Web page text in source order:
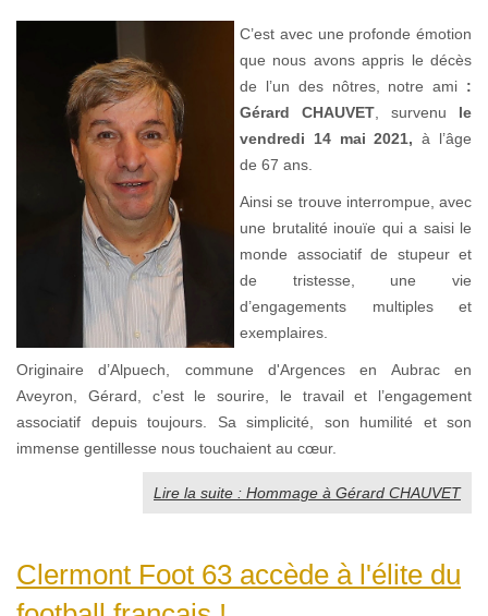
C’est avec une profonde émotion
que nous avons appris le décès
de l’un des nôtres, notre ami :
Gérard CHAUVET , survenu le
vendredi 14 mai 2021,à l’âge
de 67 ans.
Ainsi se trouve interrompue, avec
une brutalité inouïe qui a saisi le
monde associatif de stupeur et
de tristesse, une vie
d’engagements multiples et
exemplaires.
Originaire d’Alpuech, commune d'Argences en Aubrac en
Aveyron, Gérard, c’est le sourire, le travail et l’engagement
associatif depuis toujours. Sa simplicité, son humilité et son
immense gentillesse nous touchaient au cœur.
Lire la suite : Hommage à Gérard CHAUVET
Clermont Foot 63 accède à l'élite du